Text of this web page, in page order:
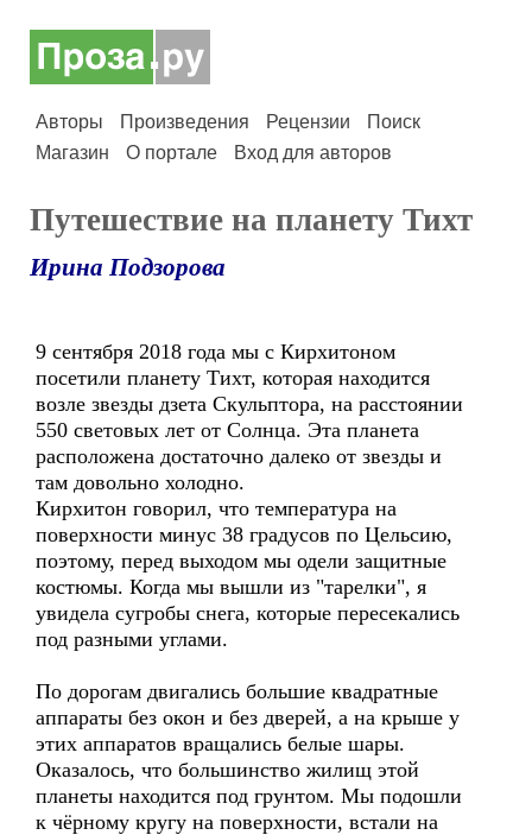
Авторы Произведения Рецензии
Поиск
Магазин
О портале Вход для авторов
Путешествие на планету Тихт
Ирина Подзорова
9 сентября 2018 года мы с Кирхитоном
посетили планету Тихт, которая находится
возле звезды дзета Скульптора, на расстоянии
550 световых лет от Солнца. Эта планета
расположена достаточно далеко от звезды и
там довольно холодно.
Кирхитон говорил, что температура на
поверхности минус 38 градусов по Цельсию,
поэтому, перед выходом мы одели защитные
костюмы. Когда мы вышли из "тарелки", я
увидела сугробы снега, которые пересекались
под разными углами.
По дорогам двигались большие квадратные
аппараты без окон и без дверей, а на крыше у
этих аппаратов вращались белые шары.
Оказалось, что большинство жилищ этой
планеты находится под грунтом. Мы подошли
к чёрному кругу на поверхности, встали на